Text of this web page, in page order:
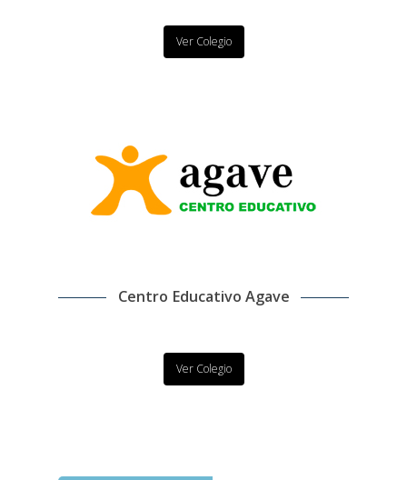
Ver Colegio
Centro Educativo Agave
Ver Colegio